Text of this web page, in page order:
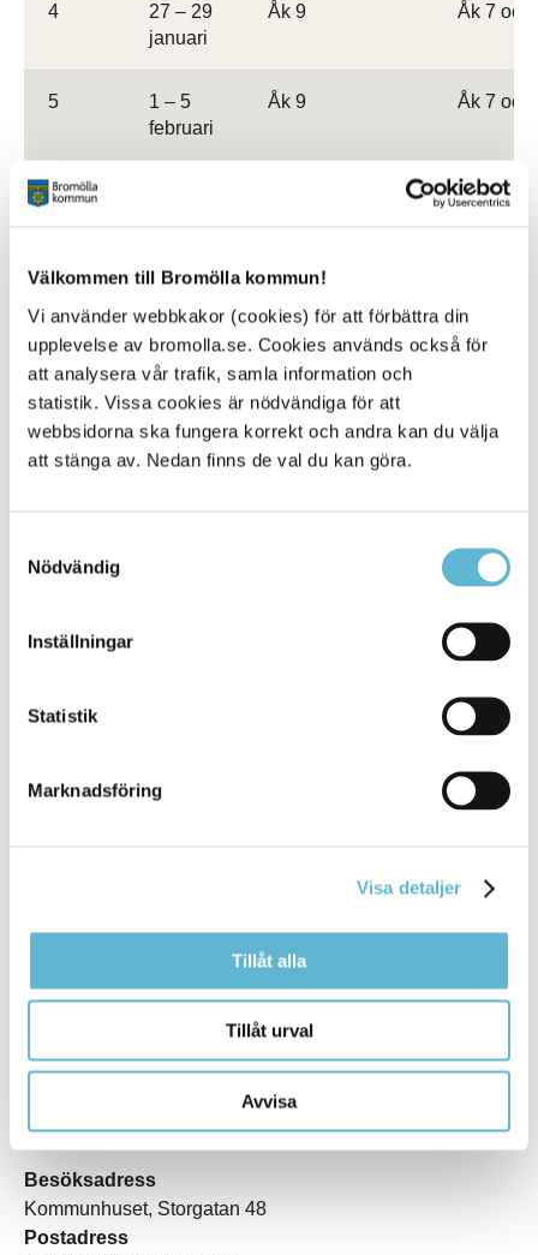
Välkommen till Bromölla kommun!
Vi använder webbkakor (cookies) för att förbättra din
upplevelse av bromolla.se. Cookies används också för
att analysera vår trafik, samla information och
statistik. Vissa cookies är nödvändiga för att
webbsidorna ska fungera korrekt och andra kan du välja
att stänga av. Nedan finns de val du kan göra.
Nödvändig
Inställningar
Statistik
Marknadsföring
Visa detaljer
Tillåt alla
Tillåt urval
Avvisa
4
27 – 29
januari
Åk 9 Åk 7 och
5
1 – 5
februari
Åk 9 Åk 7 och
6 Åk 8 och
11 – 12
februari
Åk 8
7
15 – 17
februari
Åk 8
18 – 19
Åk 7
Kommentera
Besöksadress
Kommunhuset, Storgatan 48
Postadress